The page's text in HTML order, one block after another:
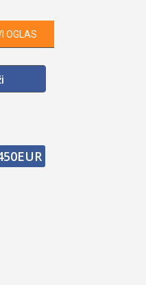
OGLAS